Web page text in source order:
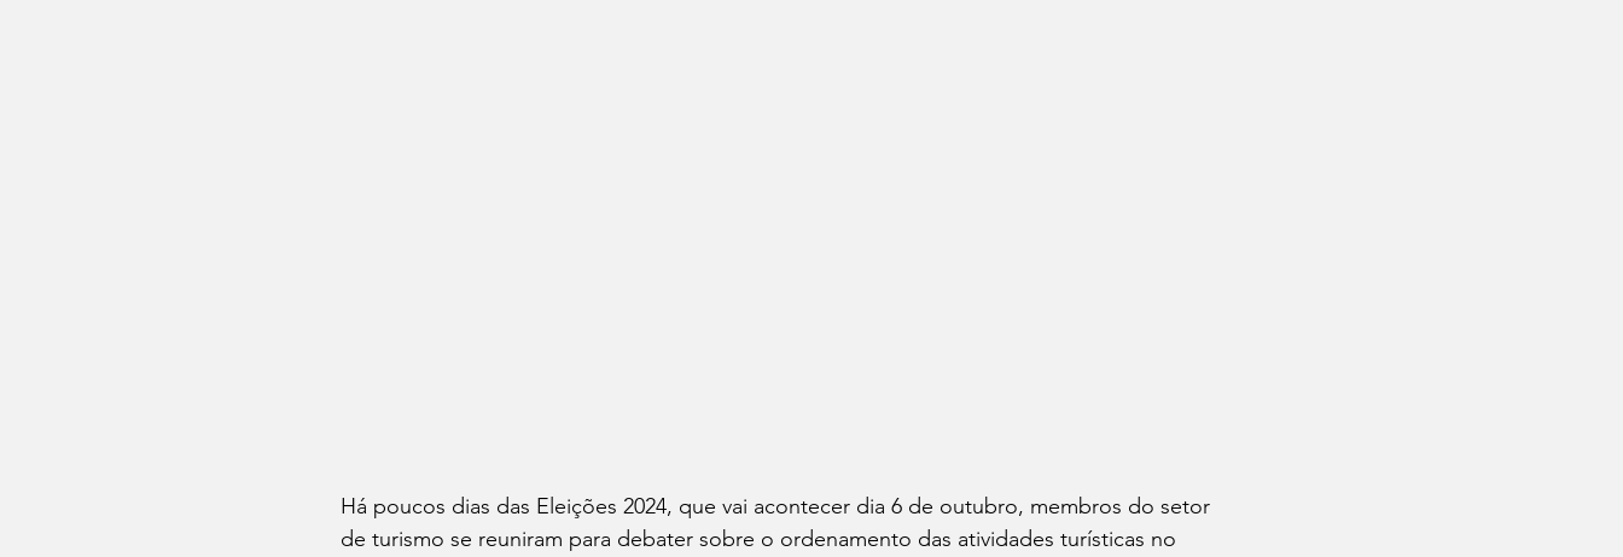
Há poucos dias das Eleições 2024, que vai acontecer dia 6 de outubro, membros do setor
de turismo se reuniram para debater sobre o ordenamento das atividades turísticas no